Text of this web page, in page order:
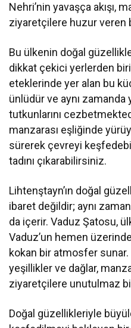
Nehri’nin yavaşça akışı,
ziyaretçilere huzur veren
Bu ülkenin doğal
dikkat çekici yerlerden biri,
eteklerinde yer alan bu
ünlüdür ve aynı zamanda
tutkunlarını
manzarası eşliğinde
sürerek çevreyi
tadını çıkarabilirsiniz.
Lihtenştayn’ın doğal
ibaret değildir; aynı
da içerir. Vaduz Şatosu,
Vaduz’un hemen
kokan bir atmosfer
yeşillikler ve dağlar,
ziyaretçilere unutulmaz
Doğal güzellikleriyle